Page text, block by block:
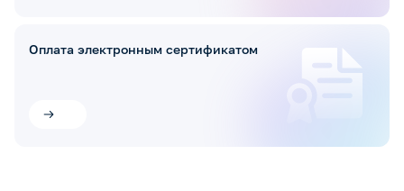
Оплата электронным сертификатом